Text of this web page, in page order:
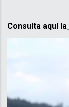
Consulta aquí la